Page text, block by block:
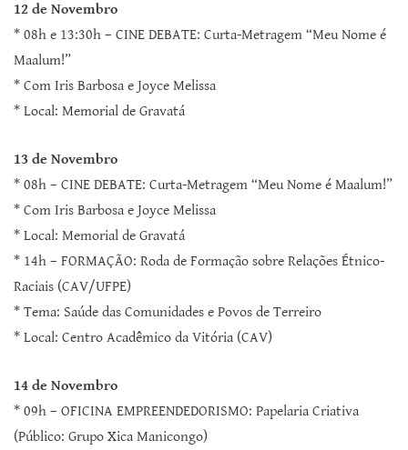
12 de Novembro
* 08h e 13:30h – CINE DEBATE: Curta-Metragem “Meu Nome é
Maalum!”
* Com Iris Barbosa e Joyce Melissa
* Local: Memorial de Gravatá
13 de Novembro
* 08h – CINE DEBATE: Curta-Metragem “Meu Nome é Maalum!”
* Com Iris Barbosa e Joyce Melissa
* Local: Memorial de Gravatá
* 14h – FORMAÇÃO: Roda de Formação sobre Relações Étnico-
Raciais (CAV/UFPE)
* Tema: Saúde das Comunidades e Povos de Terreiro
* Local: Centro Acadêmico da Vitória (CAV)
14 de Novembro
* 09h – OFICINA EMPREENDEDORISMO: Papelaria Criativa
(Público: Grupo Xica Manicongo)